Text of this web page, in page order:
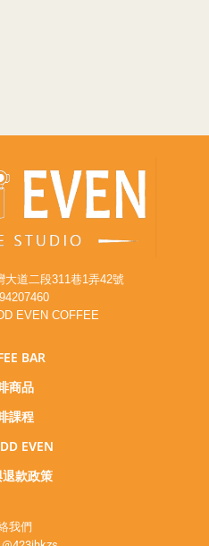
道二段311巷1弄42號
EVEN COFFEE
BAR
商品
課程
EVEN
款政策
我們